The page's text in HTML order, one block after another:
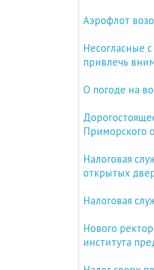
Аэрофлот
Несогласные
привлечь
О погоде на
Приморского
Налоговая
открытых
Налоговая
Нового
института